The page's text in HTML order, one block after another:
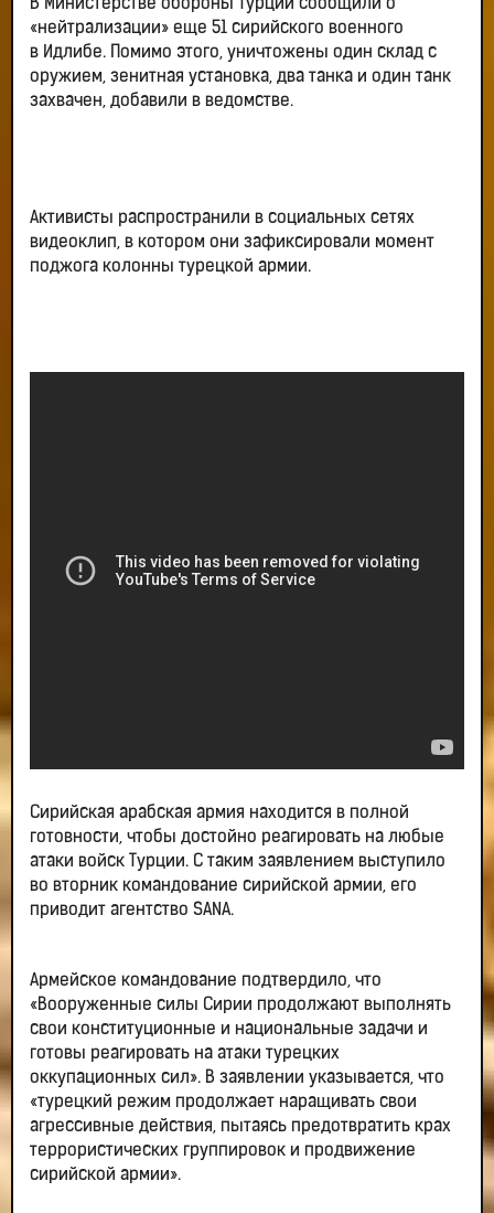
В Министерстве обороны Турции сообщили о
«нейтрализации» еще 51 сирийского военного
в Идлибе. Помимо этого, уничтожены один склад с
оружием, зенитная установка, два танка и один танк
захвачен, добавили в ведомстве.
Активисты распространили в социальных сетях
видеоклип, в котором они зафиксировали момент
поджога колонны турецкой армии.
Сирийская арабская армия находится в полной
готовности, чтобы достойно реагировать на любые
атаки войск Турции. С таким заявлением выступило
во вторник командование сирийской армии, его
приводит агентство SANA.
Армейское командование подтвердило, что
«Вооруженные силы Сирии продолжают выполнять
свои конституционные и национальные задачи и
готовы реагировать на атаки турецких
оккупационных сил». В заявлении указывается, что
«турецкий режим продолжает наращивать свои
агрессивные действия, пытаясь предотвратить крах
террористических группировок и продвижение
сирийской армии».